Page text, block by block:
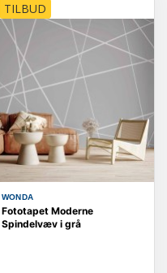
TILBUD
WONDA
Fototapet Moderne
Spindelvæv i grå